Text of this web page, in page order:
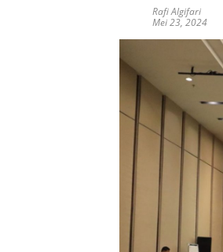
Rafi Algifari
Mei 23, 2024